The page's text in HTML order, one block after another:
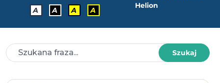
A
A A A
Helion
Szukaj